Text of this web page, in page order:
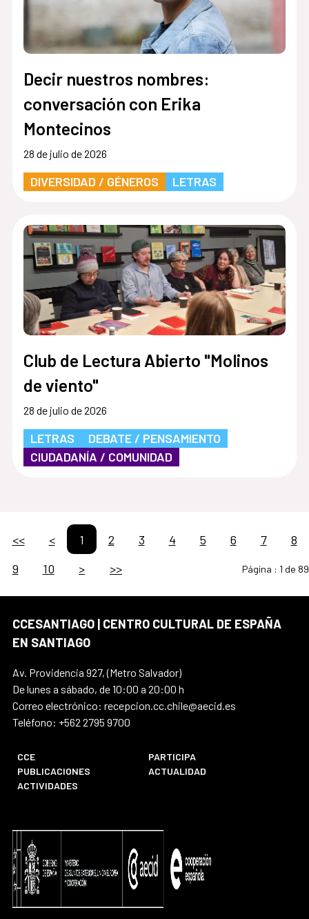
Decir nuestros nombres:
conversación con Erika
Montecinos
28 de julio de 2026
DIVERSIDAD / GÉNEROS LETRAS
Club de Lectura Abierto "Molinos
de viento"
28 de julio de 2026
LETRAS
DEBATE / PENSAMIENTO
CIUDADANÍA / COMUNIDAD
<< < 1 2 3 4 5 6 7
8
9
10 > >> Página : 1 de 89
CCESANTIAGO | CENTRO CULTURAL DE ESPAÑA
EN SANTIAGO
Av. Providencia 927, (Metro Salvador)
De lunes a sábado, de 10:00 a 20:00 h
Correo electrónico: recepcion.cc.chile@aecid.es
Teléfono: +562 2795 9700
CCE
PARTICIPA
PUBLICACIONES
ACTUALIDAD
ACTIVIDADES